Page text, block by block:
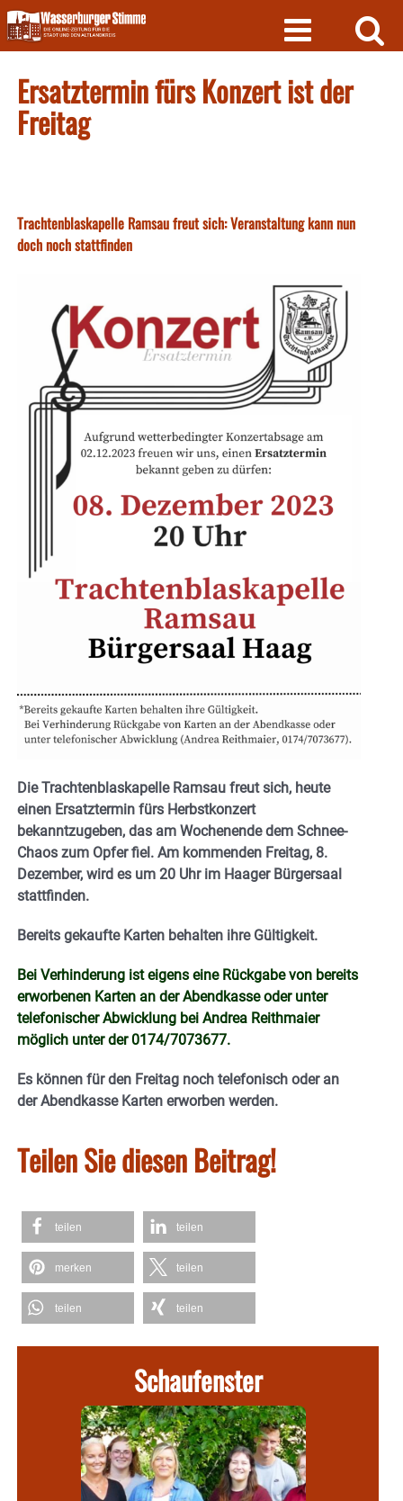
Skip
to
content
Ersatztermin fürs Konzert ist der
Freitag
Trachtenblaskapelle Ramsau freut sich: Veranstaltung kann nun
doch noch stattfinden
Die Trachtenblaskapelle Ramsau freut sich, heute
einen Ersatztermin fürs Herbstkonzert
bekanntzugeben, das am Wochenende dem Schnee-
Chaos zum Opfer fiel. Am kommenden Freitag, 8.
Dezember, wird es um 20 Uhr im Haager Bürgersaal
stattfinden.
Bereits gekaufte Karten behalten ihre Gültigkeit.
Bei Verhinderung ist eigens eine Rückgabe von bereits
erworbenen Karten an der Abendkasse oder unter
telefonischer Abwicklung bei Andrea Reithmaier
möglich unter der 0174/7073677.
Es können für den Freitag noch telefonisch oder an
der Abendkasse Karten erworben werden.
Teilen Sie diesen Beitrag!
teilen teilen
merken teilen
teilen teilen
Schaufenster